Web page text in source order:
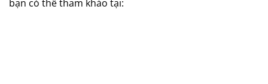
bạn có thể tham khảo tại: